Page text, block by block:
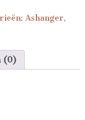
Ashanger,
(0)